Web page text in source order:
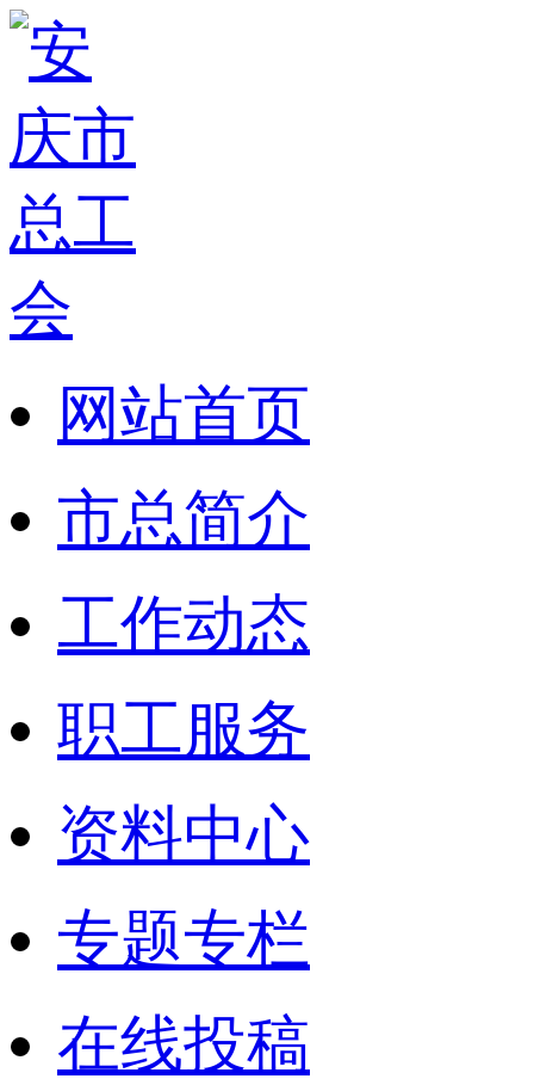
网站首页
市总简介
工作动态
职工服务
资料中心
专题专栏
在线投稿